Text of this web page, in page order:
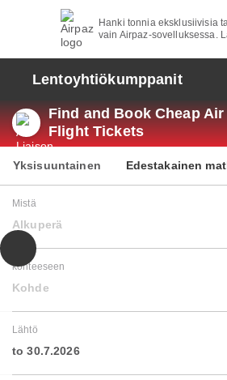
Hanki tonnia eksklusiivisia
vain Airpaz-sovelluksessa.
Lentoyhtiökumppanit
Find and Book Cheap
Flight Tickets
Yksisuuntainen Edestakainen
Mistä
Alkuperä
kohteeseen
Kohde
Lähtö
to 30.7.2026